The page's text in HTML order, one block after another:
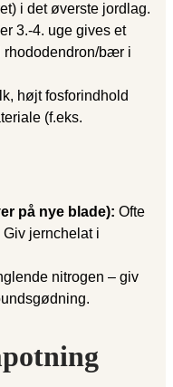
i det øverste jordlag.
3.-4. uge gives et
rhododendron/bær i
højt fosforindhold
(f.eks.
på nye blade): Ofte
jernchelat i
nitrogen – giv